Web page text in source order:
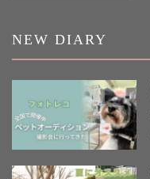
NEW DIARY